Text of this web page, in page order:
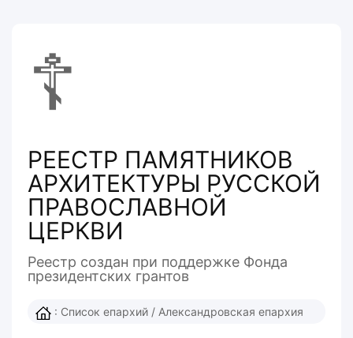
☦
РЕЕСТР ПАМЯТНИКОВ
АРХИТЕКТУРЫ РУССКОЙ
ПРАВОСЛАВНОЙ
ЦЕРКВИ
Реестр создан при поддержке Фонда
президентcких грантов
: Список епархий / Александровская епархия